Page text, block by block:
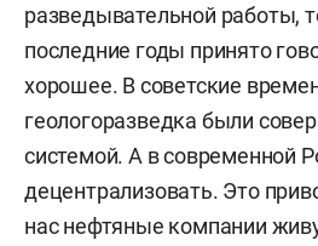
разведывательной работы,
последние годы принято
хорошее. В советские
геологоразведка были
системой. А в современной
децентрализовать. Это
нас нефтяные компании